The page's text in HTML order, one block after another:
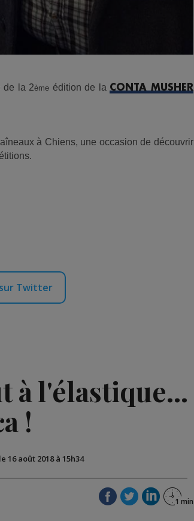
de la 2ème édition de la CONTA MUSHER
à Chiens, une occasion de découvrir
Twitter
à l'élastique...
!
16 août 2018 à 15h34